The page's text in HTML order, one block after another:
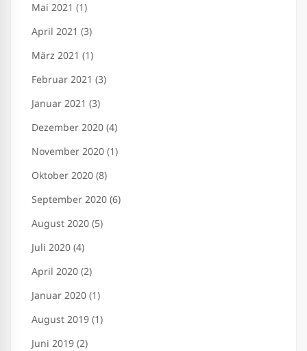
Mai 2021 (1)
April 2021 (3)
März 2021 (1)
Februar 2021 (3)
Januar 2021 (3)
Dezember 2020 (4)
November 2020 (1)
Oktober 2020 (8)
September 2020 (6)
August 2020 (5)
Juli 2020 (4)
April 2020 (2)
Januar 2020 (1)
August 2019 (1)
Juni 2019 (2)